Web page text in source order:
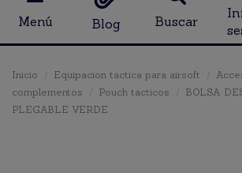
Menú Blog Buscar
Inicio Equipacion tactica para airsoft
complementos
Pouch tacticos
BOLSA
PLEGABLE VERDE